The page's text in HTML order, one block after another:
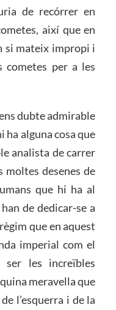
de recórrer en
així que en
si mateix impropi i
cometes per a les
dubte admirable
ha alguna cosa que
analista de carrer
moltes desenes de
que hi ha al
de dedicar-se a
que en aquest
imperial com el
les increïbles
meravella que
l’esquerra i de la